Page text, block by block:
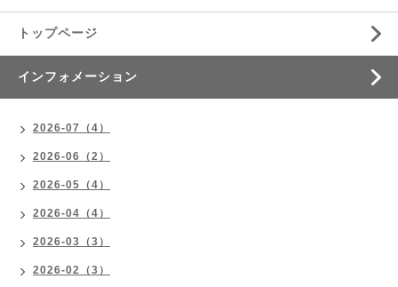
トップページ
インフォメーション
2026-07（4）
2026-06（2）
2026-05（4）
2026-04（4）
2026-03（3）
2026-02（3）